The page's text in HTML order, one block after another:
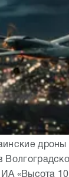
дроны
ИА «Высота